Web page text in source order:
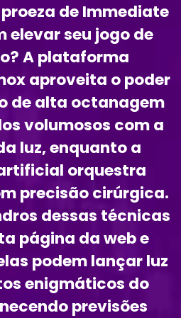
de Immediate
elevar seu jogo de
A plataforma
aproveita o poder
de alta octanagem
volumosos com a
luz, enquanto a
orquestra
precisão cirúrgica.
dessas técnicas
página da web e
podem lançar luz
enigmáticos do
previsões